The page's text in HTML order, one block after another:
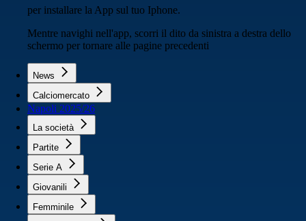
per installare la App sul tuo Iphone.
Mentre navighi nell'app, scorri il dito da sinistra a destra dello
schermo per tornare alle pagine precedenti
News
Calciomercato
Napoli 2025/26
La società
Partite
Serie A
Giovanili
Femminile